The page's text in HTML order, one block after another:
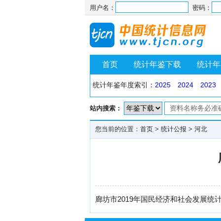
用户名： 密码：
首页 统计年鉴下载 统计
统计年鉴年度索引： 2025 2024 2023
站内搜索：
您当前的位置： 首页 > 统计公报 > 河北
廊坊市2019年国民经济和社会发展统